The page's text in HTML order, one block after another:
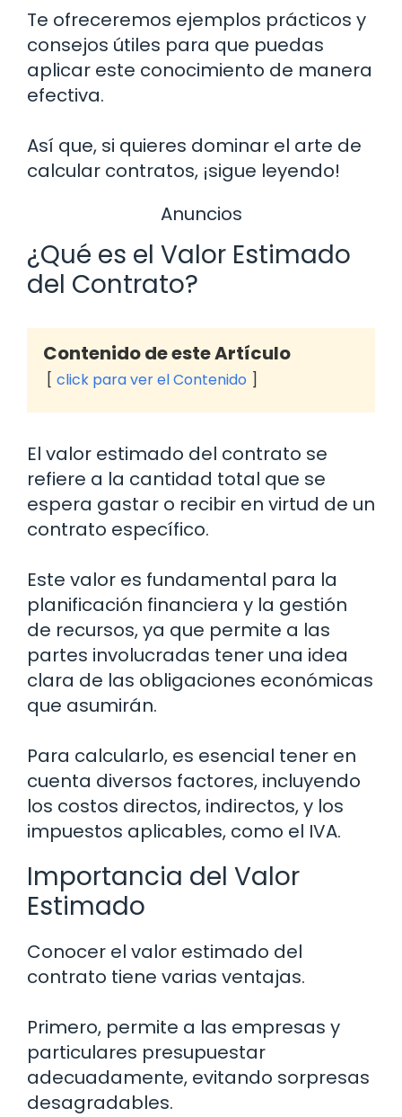
Te ofreceremos ejemplos prácticos y
consejos útiles para que puedas
aplicar este conocimiento de manera
efectiva.
Así que, si quieres dominar el arte de
calcular contratos, ¡sigue leyendo!
Anuncios
¿Qué es el Valor Estimado
del Contrato?
Contenido de este Artículo
click para ver el Contenido
El valor estimado del contrato se
refiere a la cantidad total que se
espera gastar o recibir en virtud de un
contrato específico.
Este valor es fundamental para la
planificación financiera y la gestión
de recursos, ya que permite a las
partes involucradas tener una idea
clara de las obligaciones económicas
que asumirán.
Para calcularlo, es esencial tener en
cuenta diversos factores, incluyendo
los costos directos, indirectos, y los
impuestos aplicables, como el IVA.
Importancia del Valor
Estimado
Conocer el valor estimado del
contrato tiene varias ventajas.
Primero, permite a las empresas y
particulares presupuestar
adecuadamente, evitando sorpresas
desagradables.